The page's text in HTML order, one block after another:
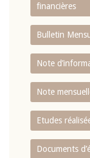
financières
Bulletin
Note
Note
Etudes
Documents